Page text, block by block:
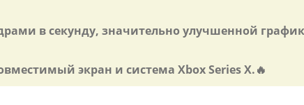
в секунду, значительно улучшенной
экран и система Xbox Series X.🔥